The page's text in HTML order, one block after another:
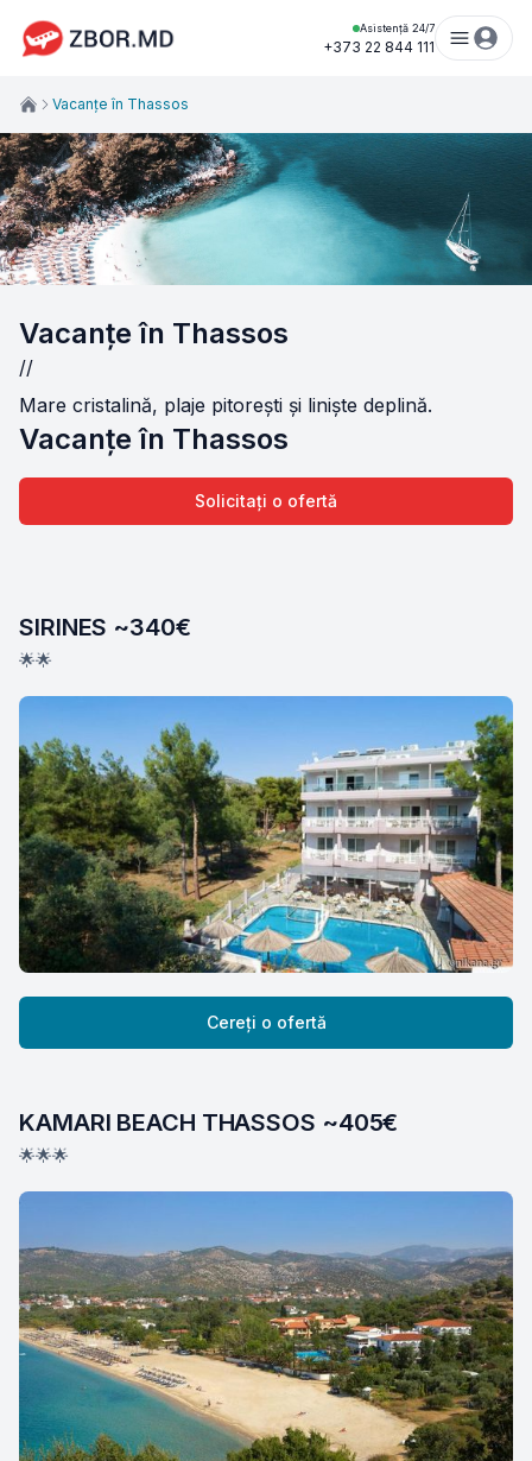
Asistență 24/7
+373 22 844 111
Vacanțe în Thassos
Vacanțe în Thassos
//
Mare cristalină, plaje pitorești și liniște deplină.
Vacanțe în Thassos
Solicitați o ofertă
SIRINES ~340€
🌟🌟
Cereți o ofertă
KAMARI BEACH THASSOS ~405€
🌟🌟🌟